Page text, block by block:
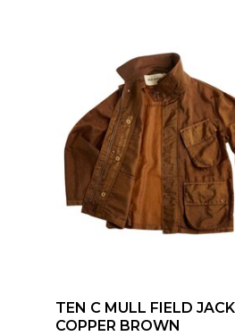
TEN C MULL FIELD
COPPER BROWN